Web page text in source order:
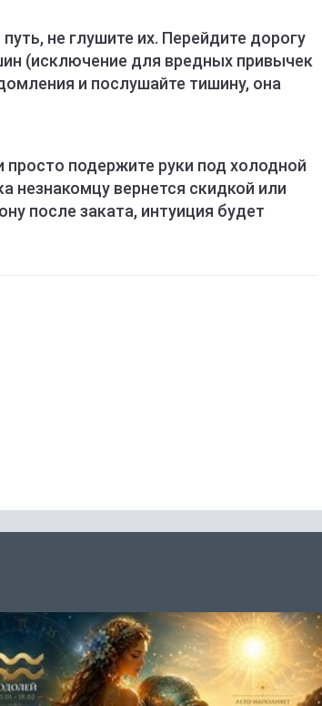
не глушите их. Перейдите дорогу
(исключение для вредных привычек
и послушайте тишину, она
подержите руки под холодной
незнакомцу вернется скидкой или
после заката, интуиция будет